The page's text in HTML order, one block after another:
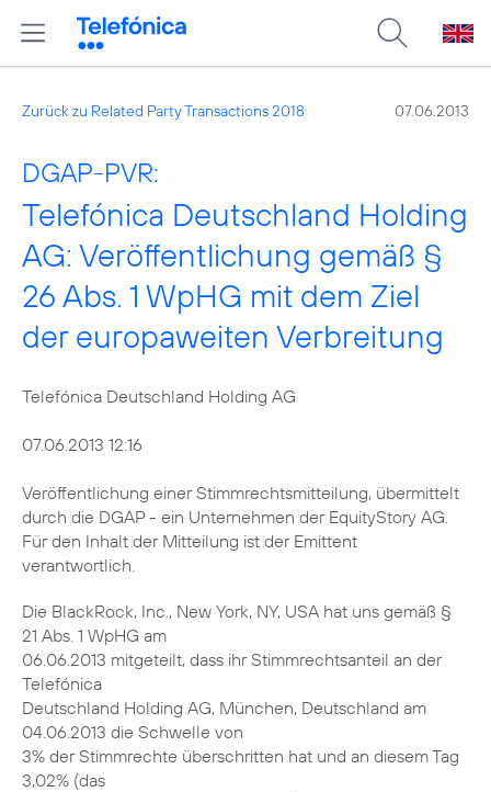
Zurück zu Related Party Transactions 2018 07.06.2013
DGAP-PVR:
Telefónica Deutschland Holding
AG: Veröffentlichung gemäß §
26 Abs. 1 WpHG mit dem Ziel
der europaweiten Verbreitung
Telefónica Deutschland Holding AG
07.06.2013 12:16
Veröffentlichung einer Stimmrechtsmitteilung, übermittelt
durch die DGAP - ein Unternehmen der EquityStory AG.
Für den Inhalt der Mitteilung ist der Emittent
verantwortlich.
Die BlackRock, Inc., New York, NY, USA hat uns gemäß §
21 Abs. 1 WpHG am
06.06.2013 mitgeteilt, dass ihr Stimmrechtsanteil an der
Telefónica
Deutschland Holding AG, München, Deutschland am
04.06.2013 die Schwelle von
3% der Stimmrechte überschritten hat und an diesem Tag
3,02% (das